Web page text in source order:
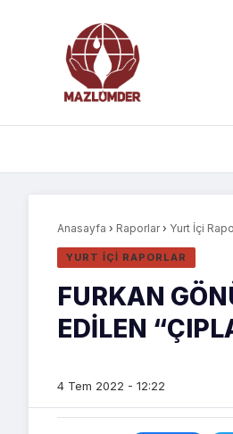
Anasayfa › Raporlar › Yurt İçi
YURT İÇI RAPORLAR
FURKAN
EDİLEN
4 Tem 2022 - 12:22